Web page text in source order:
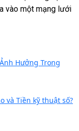
vào một mạng lưới
Hưởng Trong
và Tiền kỹ thuật số?